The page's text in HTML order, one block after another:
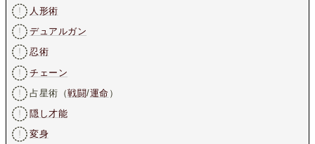
人形術
デュアルガン
忍術
チェーン
占星術（戦闘/運命 ）
隠し才能
変身